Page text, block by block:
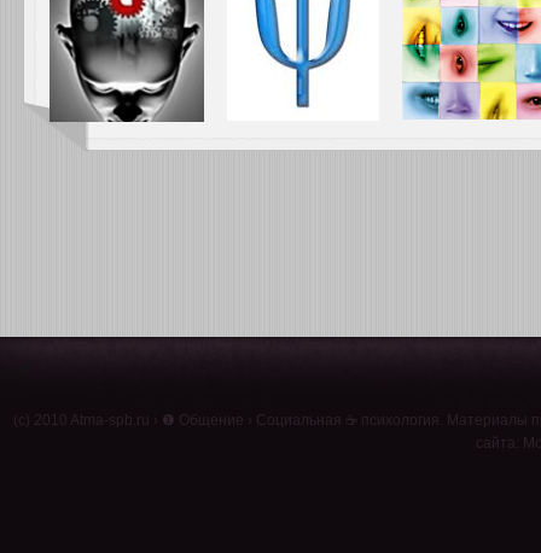
(c) 2010 Atma-spb.ru ❶ Общение Социальная ☕ психология . Материалы
сайта: